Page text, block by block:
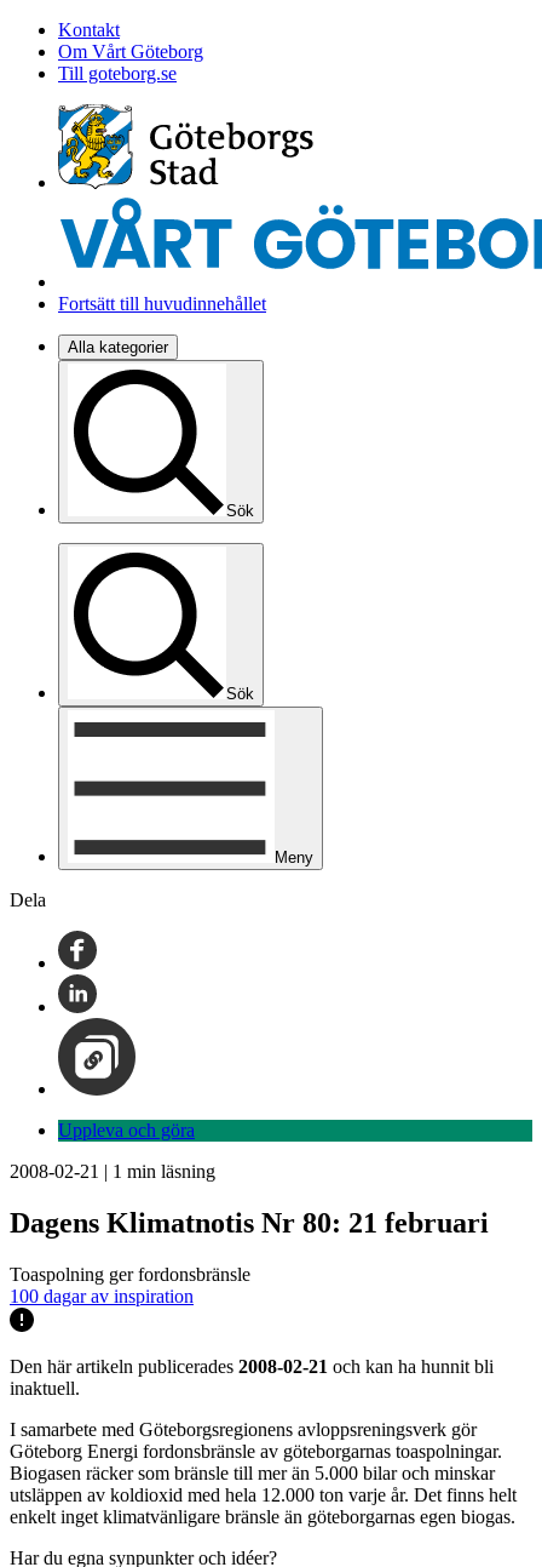
Kontakt
Om Vårt Göteborg
Till goteborg.se
Fortsätt till huvudinnehållet
Alla kategorier
Sök
Sök
Meny
Dela
Uppleva och göra
2008-02-21 | 1 min läsning
Dagens Klimatnotis Nr 80: 21 februari
Toaspolning ger fordonsbränsle
100 dagar av inspiration
Den här artikeln publicerades 2008-02-21 och kan ha hunnit bli
inaktuell.
I samarbete med Göteborgsregionens avloppsreningsverk gör
Göteborg Energi fordonsbränsle av göteborgarnas toaspolningar.
Biogasen räcker som bränsle till mer än 5.000 bilar och minskar
utsläppen av koldioxid med hela 12.000 ton varje år. Det finns helt
enkelt inget klimatvänligare bränsle än göteborgarnas egen biogas.
Har du egna synpunkter och idéer?